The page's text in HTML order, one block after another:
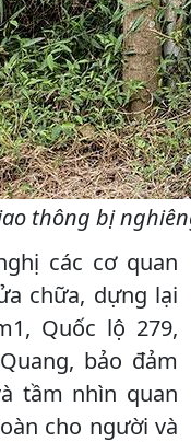
thông bị
các cơ quan
chữa, dựng lại
Quốc lộ 279,
bảo đảm
tầm nhìn quan
cho người và